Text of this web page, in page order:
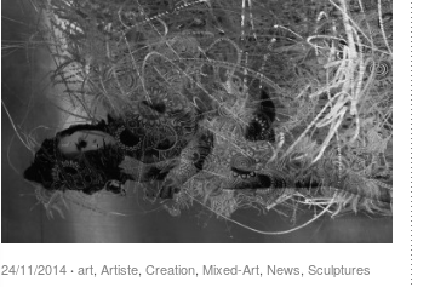
24/11/2014 · art, Artiste, Creation, Mixed-Art, News, Sculptures